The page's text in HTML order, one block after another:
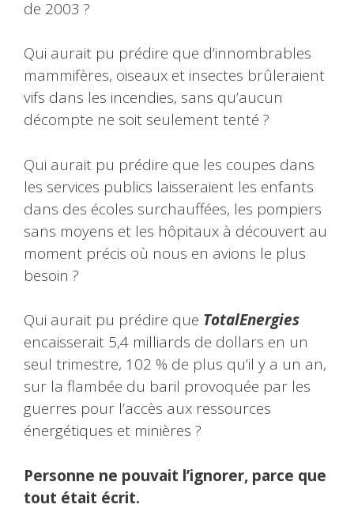
de 2003 ?
Qui aurait pu prédire que d’innombrables
mammifères, oiseaux et insectes brûleraient
vifs dans les incendies, sans qu’aucun
décompte ne soit seulement tenté ?
Qui aurait pu prédire que les coupes dans
les services publics laisseraient les enfants
dans des écoles surchauffées, les pompiers
sans moyens et les hôpitaux à découvert au
moment précis où nous en avions le plus
besoin ?
Qui aurait pu prédire que TotalEnergies
encaisserait 5,4 milliards de dollars en un
seul trimestre, 102 % de plus qu’il y a un an,
sur la flambée du baril provoquée par les
guerres pour l’accès aux ressources
énergétiques et minières ?
Personne ne pouvait l’ignorer, parce que
tout était écrit.